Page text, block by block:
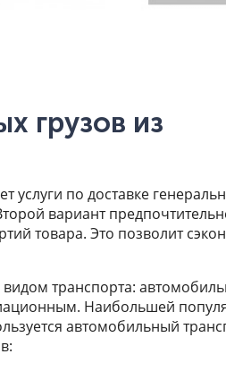
грузов из
услуги по доставке
вариант
товара. Это позволит
транспорта:
Наибольшей
автомобильный